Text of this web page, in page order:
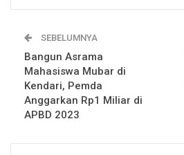
SEBELUMNYA
Bangun Asrama
Mahasiswa Mubar di
Kendari, Pemda
Anggarkan Rp1 Miliar di
APBD 2023